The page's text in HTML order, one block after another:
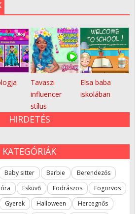
Tavaszi
influencer
stílus
Elsa baba
iskolában
HIRDETÉS
KATEGÓRIÁK
Baby sitter Barbie
Berendezős
Esküvő Fodrászos
Fogorvos
Gyerek Halloween Hercegnős